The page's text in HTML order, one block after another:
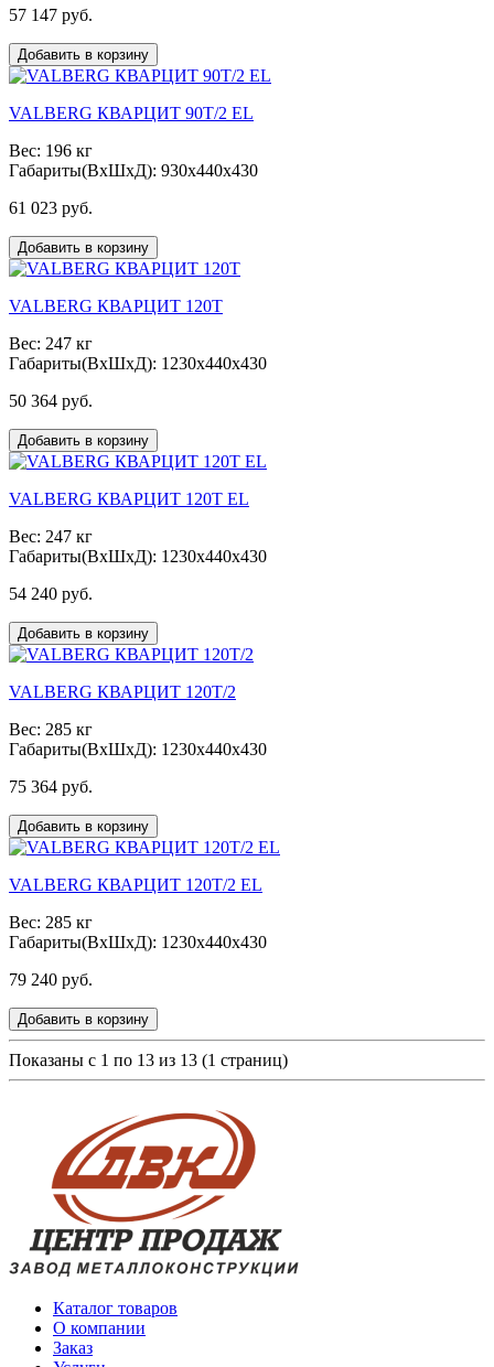
57 147 руб.
Добавить в корзину
VALBERG КВАРЦИТ 90Т/2 EL
Вес: 196 кг
Габариты(ВxШxД): 930x440x430
61 023 руб.
Добавить в корзину
VALBERG КВАРЦИТ 120Т
Вес: 247 кг
Габариты(ВxШxД): 1230x440x430
50 364 руб.
Добавить в корзину
VALBERG КВАРЦИТ 120Т EL
Вес: 247 кг
Габариты(ВxШxД): 1230x440x430
54 240 руб.
Добавить в корзину
VALBERG КВАРЦИТ 120Т/2
Вес: 285 кг
Габариты(ВxШxД): 1230x440x430
75 364 руб.
Добавить в корзину
VALBERG КВАРЦИТ 120Т/2 EL
Вес: 285 кг
Габариты(ВxШxД): 1230x440x430
79 240 руб.
Добавить в корзину
Показаны с 1 по 13 из 13 (1 страниц)
Каталог товаров
О компании
Заказ